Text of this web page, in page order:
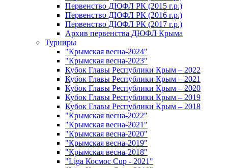
Первенство ДЮФЛ РК (2015 г.р.)
Первенство ДЮФЛ РК (2016 г.р.)
Первенство ДЮФЛ РК (2017 г.р.)
Архив первенства ДЮФЛ Крыма
Турниры
"Крымская весна-2024"
"Крымская весна-2023"
Кубок Главы Республики Крым – 2022
Кубок Главы Республики Крым – 2021
Кубок Главы Республики Крым – 2020
Кубок Главы Республики Крым – 2019
Кубок Главы Республики Крым – 2018
"Крымская весна-2022"
"Крымская весна-2021"
"Крымская весна-2020"
"Крымская весна-2019"
"Крымская весна-2018"
"Liga Космос Cup - 2021"